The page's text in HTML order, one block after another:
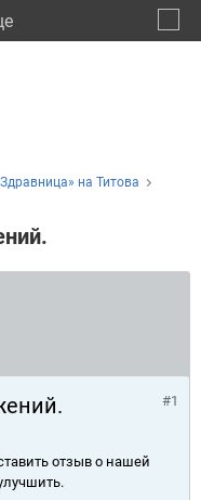
на Титова
#1
отзыв о нашей